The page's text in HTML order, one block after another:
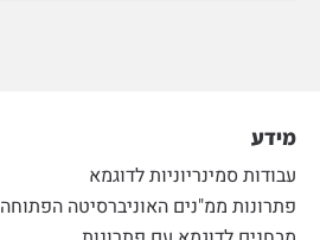
מידע
עבודות סמינריוניות לדוגמא
פתרונות ממ"נים האוניברסיטה הפתוחה